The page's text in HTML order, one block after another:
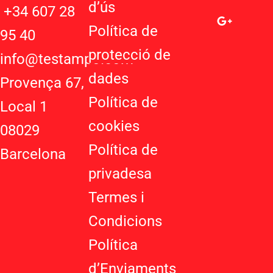
+34 607 28
95 40
info@testampo.com
Provença 67,
Local 1
08029
Barcelona
d’ús
Política de
protecció de
dades
Política de
cookies
Política de
privadesa
Termes i
Condicions
Política
d’Enviaments
o
g